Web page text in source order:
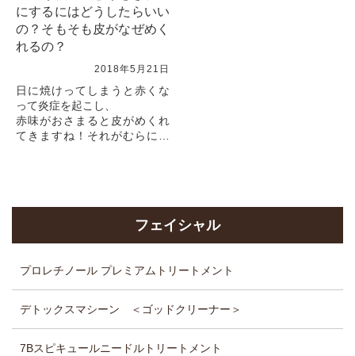
にするにはどうしたらいい
の？そもそも皮がなぜめく
れるの？
2018年5月21日
日に焼けってしまうと赤くな
って炎症を起こし、
赤味がおさまると皮がめくれ
てきますね！それがむらにな
を...
フェイシャル
プロレチノール プレミアムトリートメント
デトックスマシーン ＜ゴッドクリーナー＞
7Bスピキュールニードルトリートメント